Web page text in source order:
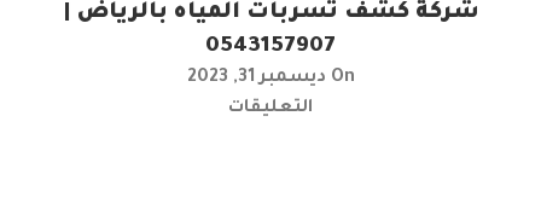
شركة كشف تسربات المياه بالرياض |
0543157907
On ديسمبر 31, 2023
التعليقات